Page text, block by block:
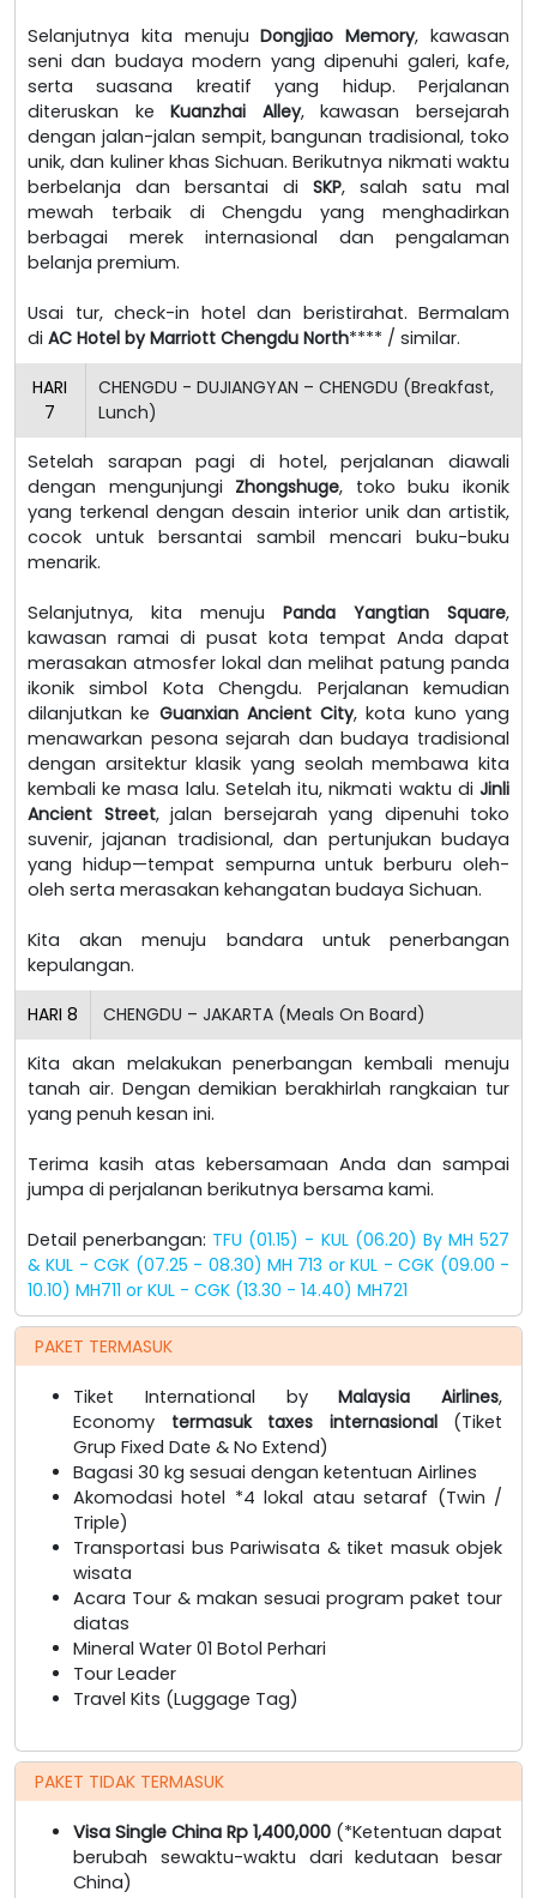
Selanjutnya kita menujuDongjiao Memory, kawasan
seni dan budaya modern yang dipenuhi galeri, kafe,
serta suasana kreatif yang hidup. Perjalanan
diteruskan keKuanzhai Alley, kawasan bersejarah
dengan jalan-jalan sempit, bangunan tradisional, toko
unik, dan kuliner khas Sichuan. Berikutnya nikmati waktu
berbelanja dan bersantai di SKP, salah satu mal
mewah terbaik di Chengdu yang menghadirkan
berbagai merek internasional dan pengalaman
belanja premium.
Usai tur, check-in hotel dan beristirahat. Bermalam
di AC Hotel by Marriott Chengdu North**** / similar.
HARI
7
CHENGDU - DUJIANGYAN – CHENGDU (Breakfast,
Lunch)
Setelah sarapan pagi di hotel, perjalanan diawali
dengan mengunjungi Zhongshuge, toko buku ikonik
yang terkenal dengan desain interior unik dan artistik,
cocok untuk bersantai sambil mencari buku-buku
menarik.
Selanjutnya, kita menuju Panda Yangtian Square,
kawasan ramai di pusat kota tempat Anda dapat
merasakan atmosfer lokal dan melihat patung panda
ikonik simbol Kota Chengdu. Perjalanan kemudian
dilanjutkan ke Guanxian Ancient City, kota kuno yang
menawarkan pesona sejarah dan budaya tradisional
dengan arsitektur klasik yang seolah membawa kita
kembali ke masa lalu. Setelah itu, nikmati waktu di Jinli
Ancient Street, jalan bersejarah yang dipenuhi toko
suvenir, jajanan tradisional, dan pertunjukan budaya
yang hidup—tempat sempurna untuk berburu oleh-
oleh serta merasakan kehangatan budaya Sichuan.
Kita akan menuju bandara untuk penerbangan
kepulangan.
HARI 8 CHENGDU – JAKARTA (Meals On Board)
Kita akan melakukan penerbangan kembali menuju
tanah air. Dengan demikian berakhirlah rangkaian tur
yang penuh kesan ini.
Terima kasih atas kebersamaan Anda dan sampai
jumpa di perjalanan berikutnya bersama kami.
Detail penerbangan: TFU (01.15) - KUL (06.20) By MH 527
& KUL - CGK (07.25 - 08.30) MH 713 or KUL - CGK (09.00 -
10.10) MH711 or KUL - CGK (13.30 - 14.40) MH721
PAKET TERMASUK
Tiket International byMalaysia Airlines,
Economy termasuk taxes internasional (Tiket
Grup Fixed Date & No Extend)
Bagasi 30 kg sesuai dengan ketentuan Airlines
Akomodasi hotel *4 lokal atau setaraf (Twin /
Triple)
Transportasi bus Pariwisata & tiket masuk objek
wisata
Acara Tour & makan sesuai program paket tour
diatas
Mineral Water 01 Botol Perhari
Tour Leader
Travel Kits (Luggage Tag)
PAKET TIDAK TERMASUK
Visa Single China Rp 1,400,000 (*Ketentuan dapat
berubah sewaktu-waktu dari kedutaan besar
China)